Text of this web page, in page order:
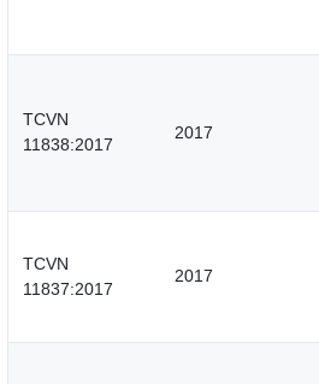
TCVN
11838:2017
2017
TCVN
11837:2017
2017